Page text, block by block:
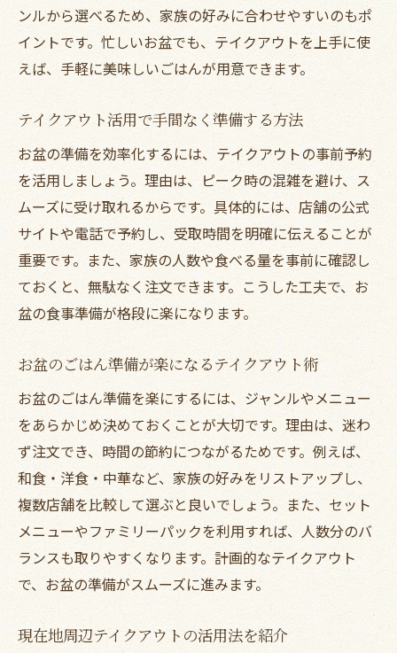
ンルから選べるため、家族の好みに合わせやすいのもポ
イントです。忙しいお盆でも、テイクアウトを上手に使
えば、手軽に美味しいごはんが用意できます。
テイクアウト活用で手間なく準備する方法
お盆の準備を効率化するには、テイクアウトの事前予約
を活用しましょう。理由は、ピーク時の混雑を避け、ス
ムーズに受け取れるからです。具体的には、店舗の公式
サイトや電話で予約し、受取時間を明確に伝えることが
重要です。また、家族の人数や食べる量を事前に確認し
ておくと、無駄なく注文できます。こうした工夫で、お
盆の食事準備が格段に楽になります。
お盆のごはん準備が楽になるテイクアウト術
お盆のごはん準備を楽にするには、ジャンルやメニュー
をあらかじめ決めておくことが大切です。理由は、迷わ
ず注文でき、時間の節約につながるためです。例えば、
和食・洋食・中華など、家族の好みをリストアップし、
複数店舗を比較して選ぶと良いでしょう。また、セット
メニューやファミリーパックを利用すれば、人数分のバ
ランスも取りやすくなります。計画的なテイクアウト
で、お盆の準備がスムーズに進みます。
現在地周辺テイクアウトの活用法を紹介